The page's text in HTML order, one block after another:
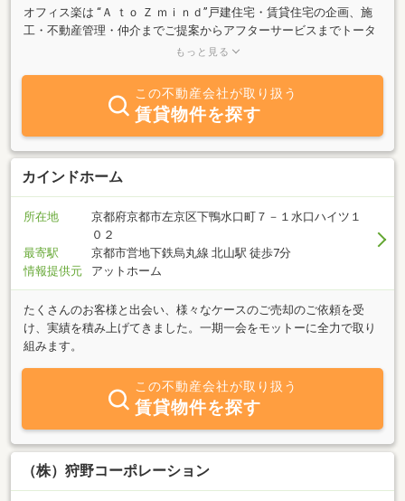
オフィス楽は “Ａ ｔｏ Ｚ ｍｉｎｄ”戸建住宅・賃貸住宅の企画、施
工・不動産管理・仲介までご提案からアフターサービスまでトータ
ルにサポート致します。只今不動産買取強化中。土地・戸建・中古
もっと見る
この不動産会社が取り扱う
賃貸物件を探す
カインドホーム
所在地
京都府京都市左京区下鴨水口町７－１水口ハイツ１
０２
最寄駅
京都市営地下鉄烏丸線 北山駅 徒歩7分
情報提供元
アットホーム
たくさんのお客様と出会い、様々なケースのご売却のご依頼を受
け、実績を積み上げてきました。一期一会をモットーに全力で取り
組みます。
この不動産会社が取り扱う
賃貸物件を探す
（株）狩野コーポレーション